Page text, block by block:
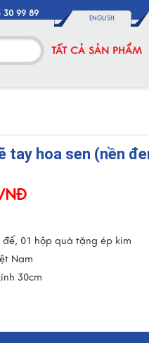
30 99 89 ENGLISH
TẤT CẢ SẢN PHẨM
tay hoa sen (nền
đế, 01 hộp quà tặng ép kim
Nam
30cm